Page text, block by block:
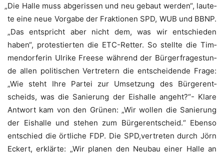
„Die Hal­le muss abge­ris­sen und neu gebaut wer­den“, lau­te­
te eine neue Vor­ga­be der Frak­tio­nen SPD, WUB und BBNP.
„Das ent­spricht aber nicht dem, was wir ent­schie­den
haben“, pro­tes­tier­ten die ETC-Ret­ter. So stell­te die Tim­
men­dor­fe­rin Ulri­ke Free­se wäh­rend der Bür­ger­fra­ge­stun­
de allen poli­ti­schen Ver­tre­tern die ent­schei­den­de Fra­ge:
„Wie steht Ihre Par­tei zur Umset­zung des Bür­ger­ent­
scheids, was die Sanie­rung der Eis­hal­le angeht?“- Kla­re
Ant­wort kam von den Grü­nen: „Wir wol­len die Sanie­rung
der Eis­hal­le und ste­hen zum Bür­ger­ent­scheid.“ Eben­so
ent­schied die ört­li­che FDP. Die SPD,vertreten durch Jörn
Eckert, erklär­te: „Wir pla­nen den Neu­bau einer Hal­le an